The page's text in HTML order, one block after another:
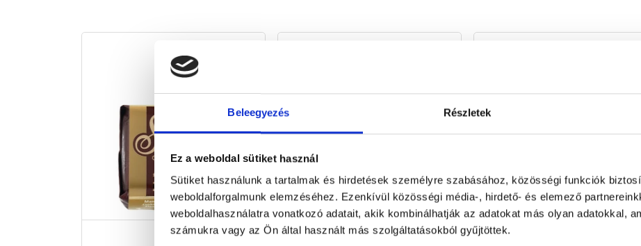
Beleegyezés Részletek
Ez a weboldal sütiket használ
Sütiket használunk a tartalmak és hirdetések személyre szabásához, közösségi funkciók
weboldalforgalmunk elemzéséhez. Ezenkívül közösségi média-, hirdető- és elemező
weboldalhasználatra vonatkozó adatait, akik kombinálhatják az adatokat más olyan adatokkal,
számukra vagy az Ön által használt más szolgáltatásokból gyűjtöttek.
NEW